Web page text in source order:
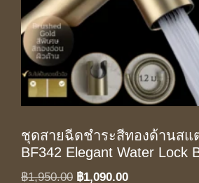
ชุดสายฉีดชำระสีทองด้านสแ
BF342 Elegant Water Lock
฿1,950.00 Original
฿1,090.00Current